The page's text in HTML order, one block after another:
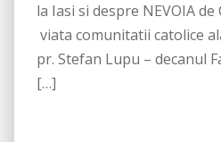
la Iasi si despre NEVOIA
viata comunitatii catolice
pr. Stefan Lupu – decanul
[…]